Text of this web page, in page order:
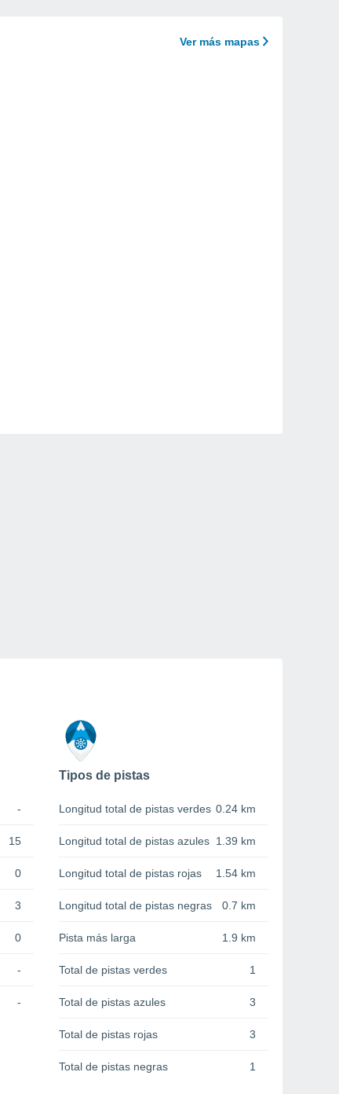
Ver más mapas
-
15
0
3
0
-
-
Tipos de pistas
Longitud total de pistas verdes 0.24 km
Longitud total de pistas azules 1.39 km
Longitud total de pistas rojas 1.54 km
Longitud total de pistas negras 0.7 km
Pista más larga 1.9 km
Total de pistas verdes 1
Total de pistas azules 3
Total de pistas rojas 3
Total de pistas negras 1